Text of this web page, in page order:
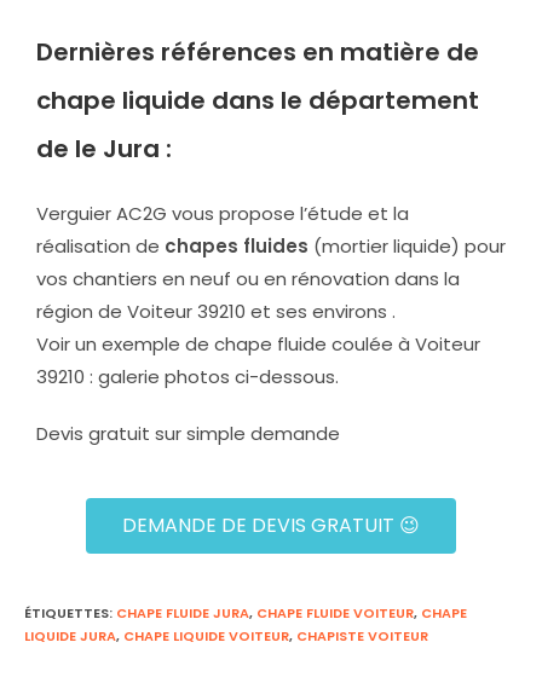
Dernières références en matière de
chape liquide dans le département
de le Jura :
Verguier AC2G vous propose l’étude et la
réalisation de chapes fluides (mortier liquide) pour
vos chantiers en neuf ou en rénovation dans la
région de Voiteur 39210 et ses environs .
Voir un exemple de chape fluide coulée à Voiteur
39210 : galerie photos ci-dessous.
Devis gratuit sur simple demande
DEMANDE DE DEVIS GRATUIT 😉
ÉTIQUETTES: CHAPE FLUIDE JURA, CHAPE FLUIDE VOITEUR, CHAPE
LIQUIDE JURA, CHAPE LIQUIDE VOITEUR, CHAPISTE VOITEUR